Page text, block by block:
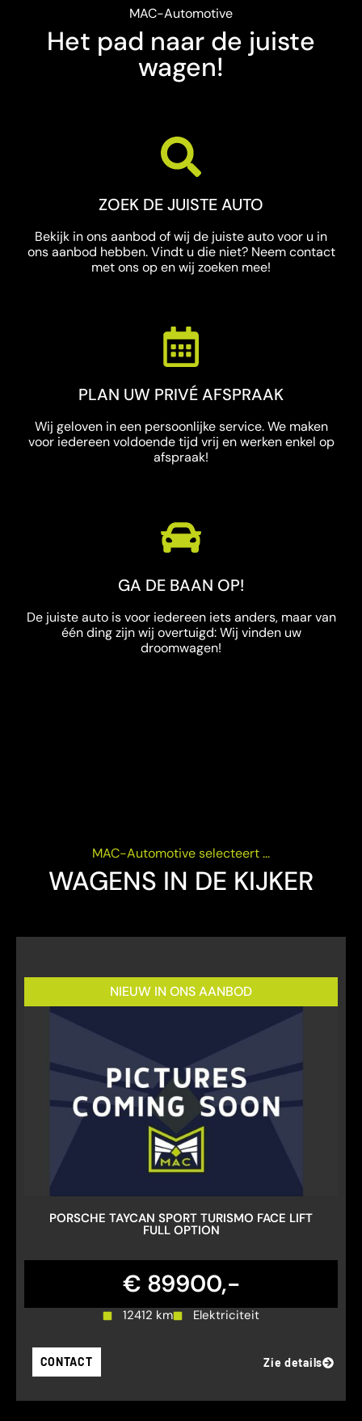
MAC-Automotive
Het pad naar de juiste
wagen!
ZOEK DE JUISTE AUTO
Bekijk in ons aanbod of wij de juiste auto voor u in
ons aanbod hebben. Vindt u die niet? Neem contact
met ons op en wij zoeken mee!
PLAN UW PRIVÉ AFSPRAAK
Wij geloven in een persoonlijke service. We maken
voor iedereen voldoende tijd vrij en werken enkel op
afspraak!
GA DE BAAN OP!
De juiste auto is voor iedereen iets anders, maar van
één ding zijn wij overtuigd: Wij vinden uw
droomwagen!
MAC-Automotive selecteert ...
WAGENS IN DE KIJKER
NIEUW IN ONS AANBOD
PORSCHE TAYCAN SPORT TURISMO FACE LIFT
FULL OPTION
€ 89900,-
12412 km Elektriciteit
CONTACT Zie details